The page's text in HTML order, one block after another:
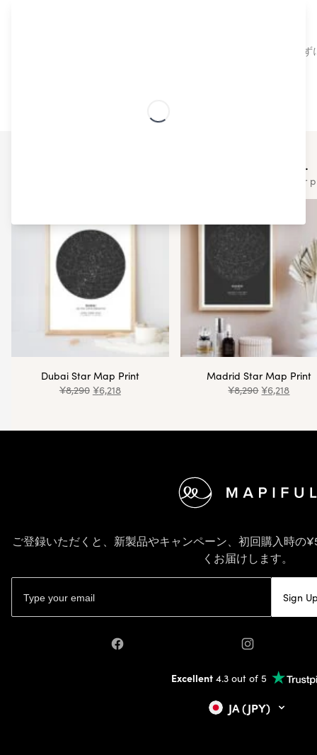
高品質でトレンドの北欧デザインは、プロの手も借り
You may also like...
Check out some of our other similar
Dubai Star Map Print
¥8,290 ¥6,218
Madrid Star Map Print
¥8,290 ¥6,218
ご登録いただくと、新製品やキャンペーン、初回購入時の
くお届けします。
Sign
Facebook Instagram
Excellent4.3 out of 5
JA (JPY)